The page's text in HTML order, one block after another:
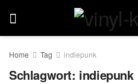
Home Tag indiepunk
Schlagwort: indiepunk